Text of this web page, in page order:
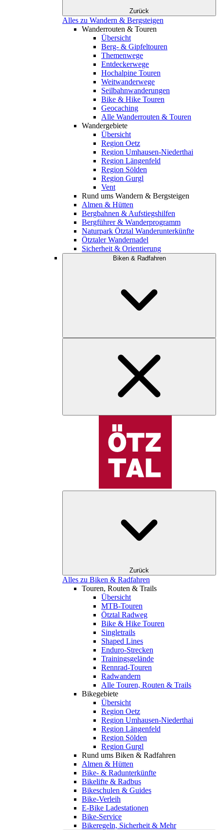
Zurück
Alles zu Wandern & Bergsteigen
Wanderrouten & Touren
Übersicht
Berg- & Gipfeltouren
Themenwege
Entdeckerwege
Hochalpine Touren
Weitwanderwege
Seilbahnwanderungen
Bike & Hike Touren
Geocaching
Alle Wanderrouten & Touren
Wandergebiete
Übersicht
Region Oetz
Region Umhausen-Niederthai
Region Längenfeld
Region Sölden
Region Gurgl
Vent
Rund ums Wandern & Bergsteigen
Almen & Hütten
Bergbahnen & Aufstiegshilfen
Bergführer & Wanderprogramm
Naturpark Ötztal Wanderunterkünfte
Ötztaler Wandernadel
Sicherheit & Orientierung
Biken & Radfahren
Zurück
Alles zu Biken & Radfahren
Touren, Routen & Trails
Übersicht
MTB-Touren
Ötztal Radweg
Bike & Hike Touren
Singletrails
Shaped Lines
Enduro-Strecken
Trainingsgelände
Rennrad-Touren
Radwandern
Alle Touren, Routen & Trails
Bikegebiete
Übersicht
Region Oetz
Region Umhausen-Niederthai
Region Längenfeld
Region Sölden
Region Gurgl
Rund ums Biken & Radfahren
Almen & Hütten
Bike- & Radunterkünfte
Bikelifte & Radbus
Bikeschulen & Guides
Bike-Verleih
E-Bike Ladestationen
Bike-Service
Bikeregeln, Sicherheit & Mehr